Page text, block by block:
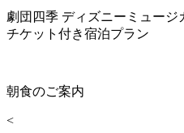
劇団四季 ディズニーミュー
チケット付き宿泊プラン
朝食のご案内
<